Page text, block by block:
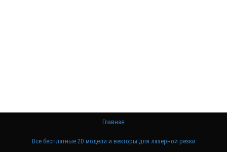
Главная
Все бесплатные 2D модели и векторы для лазерной резки